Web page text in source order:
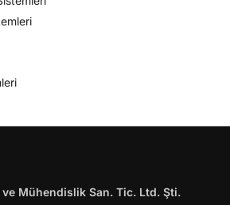
Mühendislik San. Tic. Ltd. Şti.